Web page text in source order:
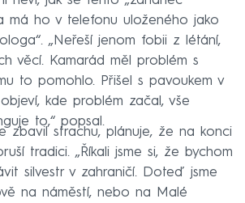
má ho v telefonu uloženého jako
„Neřeší jenom fobii z létání,
věcí. Kamarád měl problém s
to pomohlo. Přišel s pavoukem v
kde problém začal, vše
to,“ popsal.
zbavil strachu, plánuje, že na konci
tradici. „Říkali jsme si, že bychom
silvestr v zahraničí. Doteď jsme
na náměstí, nebo na Malé